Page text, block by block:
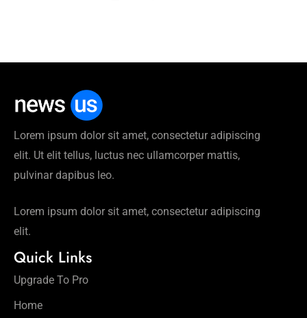
Lorem ipsum dolor sit amet, consectetur adipiscing
elit. Ut elit tellus, luctus nec ullamcorper mattis,
pulvinar dapibus leo.
Lorem ipsum dolor sit amet, consectetur adipiscing
elit.
Quick Links
Upgrade To Pro
Home